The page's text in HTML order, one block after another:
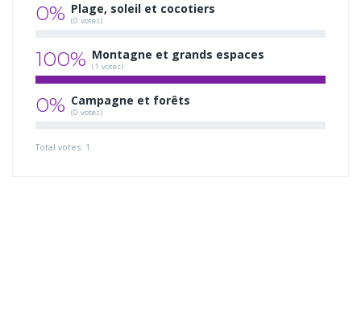
0% Plage, soleil et cocotiers
(0 votes)
100% Montagne et grands espaces
(1 votes)
0% Campagne et forêts
(0 votes)
Total votes: 1